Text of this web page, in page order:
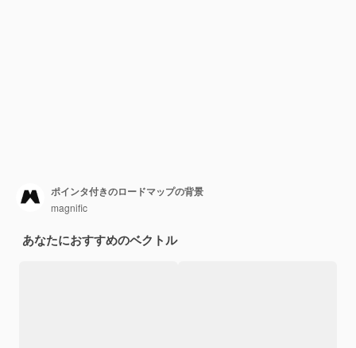
ポインタ付きのロードマップの背景
magnific
あなたにおすすめのベクトル